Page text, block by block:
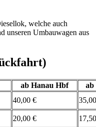
welche auch
unseren Umbauwagen aus
ab Hanau Hbf
ab
40,00 €
20,00 €